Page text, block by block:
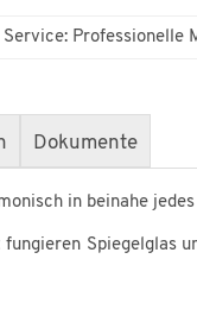
Service: Professionelle
Dokumente
in beinahe
Spiegelglas